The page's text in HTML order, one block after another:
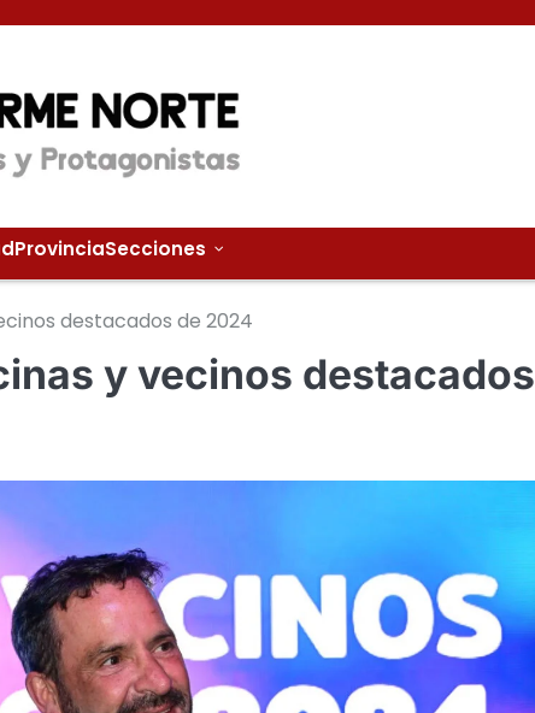
ProvinciaSecciones
destacados de 2024
y vecinos destacados